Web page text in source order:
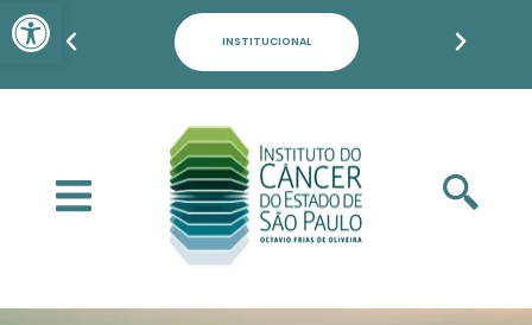
Barra de Ferramentas
PACIENTES, FAMILIARES E POPULAÇÃO